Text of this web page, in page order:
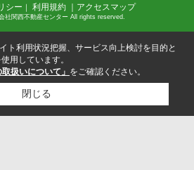
シー 利用規約 ｜アクセスマップ
社関西不動産センター All rights reserved.
ト利用状況把握、サービス向上検討を目的と
用しています。
取扱いについて」 をご確認ください。
閉じる